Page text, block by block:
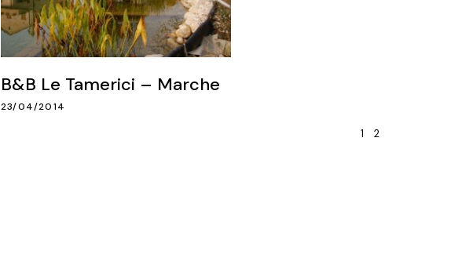
B&B Le Tamerici – Marche
23/04/2014
1 2